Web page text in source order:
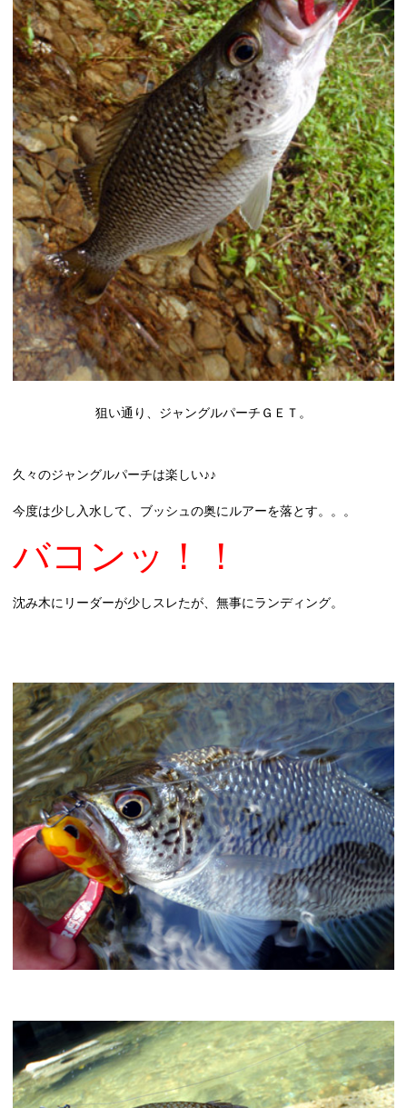
狙い通り、ジャングルパーチＧＥＴ。
久々のジャングルパーチは楽しい♪♪
今度は少し入水して、ブッシュの奥にルアーを落とす。。。
バコンッ！！
沈み木にリーダーが少しスレたが、無事にランディング。